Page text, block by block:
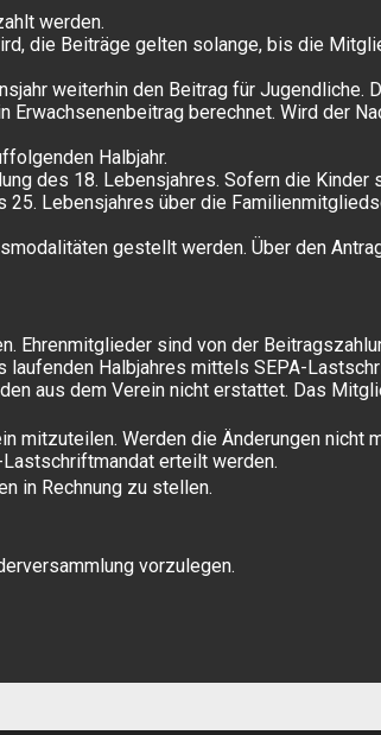
werden.
die Beiträge gelten solange, bis die
weiterhin den Beitrag für Jugendliche.
berechnet. Wird der
Halbjahr.
des 18. Lebensjahres. Sofern die
Lebensjahres über die
gestellt werden. Über den
Ehrenmitglieder sind von der
Halbjahres mittels SEPA-
aus dem Verein nicht erstattet. Das
mitzuteilen. Werden die Änderungen nicht
erteilt werden.
in Rechnung zu stellen.
vorzulegen.